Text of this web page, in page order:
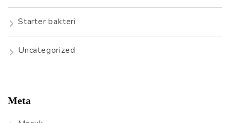
Starter bakteri
Uncategorized
Meta